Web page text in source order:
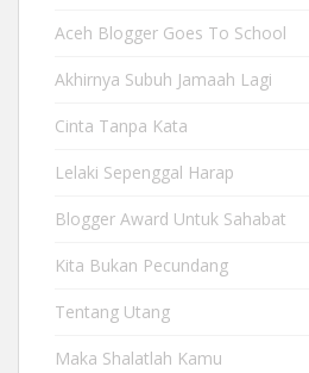
Aceh Blogger Goes To School
Akhirnya Subuh Jamaah Lagi
Cinta Tanpa Kata
Lelaki Sepenggal Harap
Blogger Award Untuk Sahabat
Kita Bukan Pecundang
Tentang Utang
Maka Shalatlah Kamu